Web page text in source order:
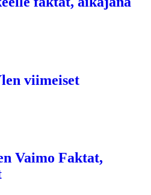
viimeiset
Vaimo Faktat,